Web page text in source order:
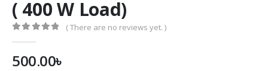
( 400 W Load)
( There are no reviews yet. )
500.00৳